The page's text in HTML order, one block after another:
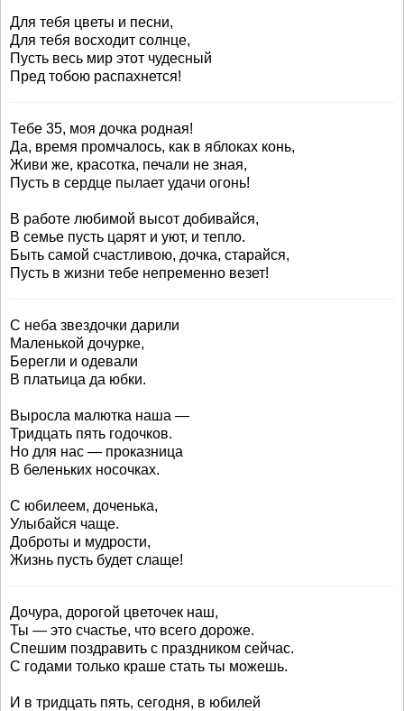
Для тебя цветы и песни,
Для тебя восходит солнце,
Пусть весь мир этот чудесный
Пред тобою распахнется!
Тебе 35, моя дочка родная!
Да, время промчалось, как в яблоках конь,
Живи же, красотка, печали не зная,
Пусть в сердце пылает удачи огонь!
В работе любимой высот добивайся,
В семье пусть царят и уют, и тепло.
Быть самой счастливою, дочка, старайся,
Пусть в жизни тебе непременно везет!
С неба звездочки дарили
Маленькой дочурке,
Берегли и одевали
В платьица да юбки.
Выросла малютка наша —
Тридцать пять годочков.
Но для нас — проказница
В беленьких носочках.
С юбилеем, доченька,
Улыбайся чаще.
Доброты и мудрости,
Жизнь пусть будет слаще!
Дочура, дорогой цветочек наш,
Ты — это счастье, что всего дороже.
Спешим поздравить с праздником сейчас.
С годами только краше стать ты можешь.
И в тридцать пять, сегодня, в юбилей